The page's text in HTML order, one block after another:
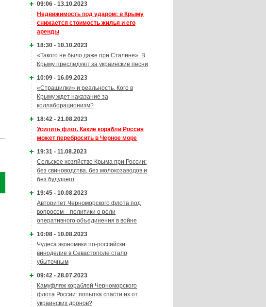
09:06 - 13.10.2023
Недвижимость под ударом: в Крыму
снижается стоимость жилья и его
аренды
18:30 - 10.10.2023
«Такого не было даже при Сталине». В
Крыму преследуют за украинские песни
10:09 - 16.09.2023
«Страшилки» и реальность. Кого в
Крыму ждет наказание за
коллаборационизм?
18:42 - 21.08.2023
Усилить флот. Какие корабли Россия
может перебросить в Черное море
19:31 - 11.08.2023
Сельское хозяйство Крыма при России:
без свиноводства, без молокозаводов и
без будущего
19:45 - 10.08.2023
Авторитет Черноморского флота под
вопросом – политики о роли
оперативного объединения в войне
10:08 - 10.08.2023
Чудеса экономики по-российски:
виноделие в Севастополе стало
убыточным
09:42 - 28.07.2023
Камуфляж кораблей Черноморского
флота России: попытка спасти их от
украинских дронов?